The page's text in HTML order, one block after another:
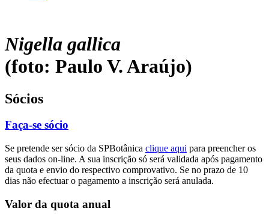
Nigella gallica
(foto: Paulo V. Araújo)
Sócios
Faça-se sócio
Se pretende ser sócio da SPBotânica clique aqui para preencher os
seus dados on-line. A sua inscrição só será validada após pagamento
da quota e envio do respectivo comprovativo. Se no prazo de 10
dias não efectuar o pagamento a inscrição será anulada.
Valor da quota anual